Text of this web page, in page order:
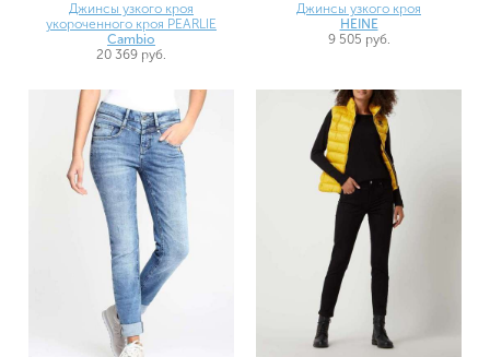
Джинсы узкого кроя
укороченного кроя PEARLIE
Cambio
20 369 руб.
Джинсы узкого кроя
HEINE
9 505 руб.